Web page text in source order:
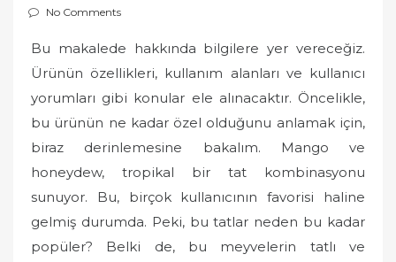
o
t
e
No Comments
Bu makalede hakkında bilgilere yer vereceğiz.
Ürünün özellikleri, kullanım alanları ve kullanıcı
yorumları gibi konular ele alınacaktır. Öncelikle,
bu ürünün ne kadar özel olduğunu anlamak için,
biraz derinlemesine bakalım. Mango ve
honeydew, tropikal bir tat kombinasyonu
sunuyor. Bu, birçok kullanıcının favorisi haline
gelmiş durumda. Peki, bu tatlar neden bu kadar
popüler? Belki de, bu meyvelerin tatlı ve